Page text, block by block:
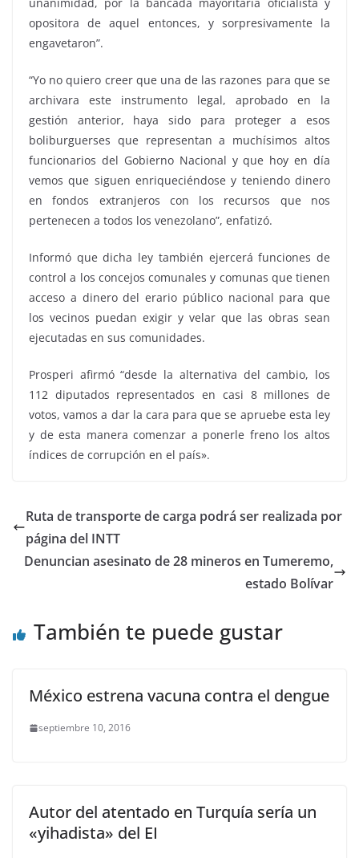
opositora de aquel entonces, y sorpresivamente la
engavetaron”.
“Yo no quiero creer que una de las razones para que se
archivara este instrumento legal, aprobado en la
gestión anterior, haya sido para proteger a esos
boliburguerses que representan a muchísimos altos
funcionarios del Gobierno Nacional y que hoy en día
vemos que siguen enriqueciéndose y teniendo dinero
en fondos extranjeros con los recursos que nos
pertenecen a todos los venezolano”, enfatizó.
Informó que dicha ley también ejercerá funciones de
control a los concejos comunales y comunas que tienen
acceso a dinero del erario público nacional para que
los vecinos puedan exigir y velar que las obras sean
ejecutadas en sus comunidades.
Prosperi afirmó “desde la alternativa del cambio, los
112 diputados representados en casi 8 millones de
votos, vamos a dar la cara para que se apruebe esta ley
y de esta manera comenzar a ponerle freno los altos
índices de corrupción en el país».
Ruta de transporte de carga podrá ser realizada por
página del INTT
Denuncian asesinato de 28 mineros en Tumeremo,
estado Bolívar
También te puede gustar
México estrena vacuna contra el dengue
septiembre 10, 2016
Autor del atentado en Turquía sería un
«yihadista» del EI